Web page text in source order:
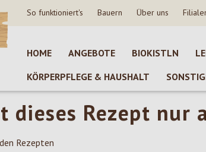
So funktioniert's Bauern Über uns
HOME ANGEBOTE BIOKISTLN
KÖRPERPFLEGE & HAUSHALT
dieses Rezept
Rezepten